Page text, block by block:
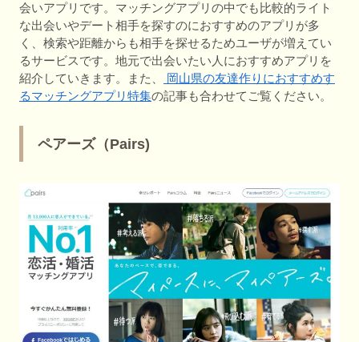
会いアプリです。マッチングアプリの中でも比較的ライト
な出会いやデート相手を探すのにおすすめのアプリが多
く、検索や距離からも相手を探せるためユーザが増えてい
るサービスです。地元で出会いたい人におすすめアプリを
紹介していきます。また、
岡山県の友達作りにおすすめす
るマッチングアプリ特集の記事も合わせてご覧ください。
ペアーズ（Pairs)